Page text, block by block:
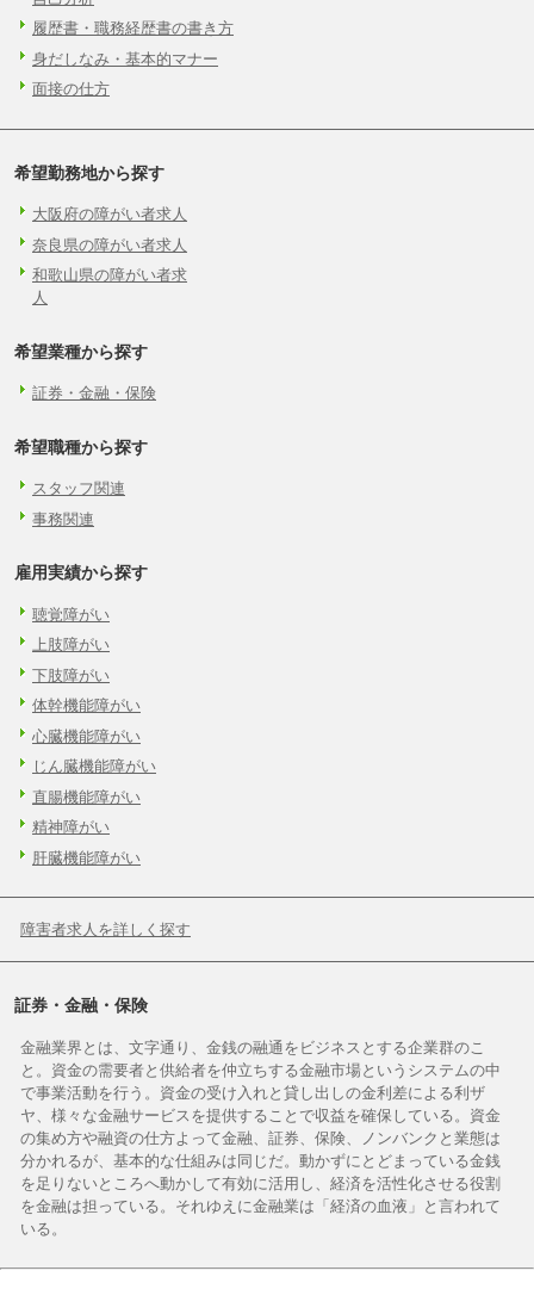
履歴書・職務経歴書の書き方
身だしなみ・基本的マナー
面接の仕方
希望勤務地から探す
大阪府の障がい者求人
奈良県の障がい者求人
和歌山県の障がい者求
人
希望業種から探す
証券・金融・保険
希望職種から探す
スタッフ関連
事務関連
雇用実績から探す
聴覚障がい
上肢障がい
下肢障がい
体幹機能障がい
心臓機能障がい
じん臓機能障がい
直腸機能障がい
精神障がい
肝臓機能障がい
障害者求人を詳しく探す
証券・金融・保険
金融業界とは、文字通り、金銭の融通をビジネスとする企業群のこ
と。資金の需要者と供給者を仲立ちする金融市場というシステムの中
で事業活動を行う。資金の受け入れと貸し出しの金利差による利ザ
ヤ、様々な金融サービスを提供することで収益を確保している。資金
の集め方や融資の仕方よって金融、証券、保険、ノンバンクと業態は
分かれるが、基本的な仕組みは同じだ。動かずにとどまっている金銭
を足りないところへ動かして有効に活用し、経済を活性化させる役割
を金融は担っている。それゆえに金融業は「経済の血液」と言われて
いる。